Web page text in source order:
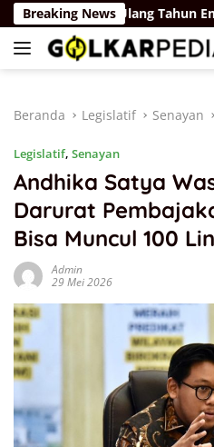
Langsung
ke
konten
Breaking NewsUlang Tahun Emas,
Beranda Legislatif Senayan
Legislatif, Senayan
Andhika Satya
Darurat
Bisa Muncul 100
Admin
29 Mei 2026